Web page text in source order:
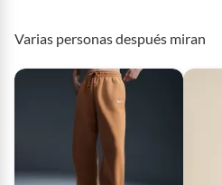
Restricciones de uso No
Varias personas después miran